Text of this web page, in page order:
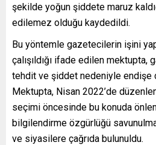
şekilde yoğun şiddete maruz
edilemez olduğu kaydedildi.
Bu yöntemle gazetecilerin işini
çalışıldığı ifade edilen
tehdit ve şiddet nedeniyle endişe
Mektupta, Nisan 2022’de
seçimi öncesinde bu konuda
bilgilendirme özgürlüğü
ve siyasilere çağrıda bulunuldu.